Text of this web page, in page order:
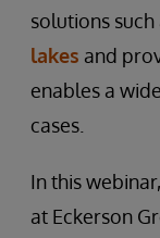
solutions
lakes and
enables a
cases.
In this
at Eckerson